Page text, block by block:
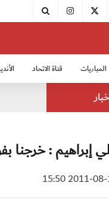
المباريات قناة الاتحاد
إبراهيم : خرجنا
2011-08-16